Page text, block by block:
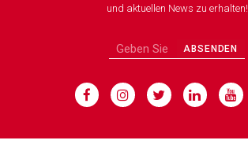
und aktuellen News zu erhalten!
ABSENDEN